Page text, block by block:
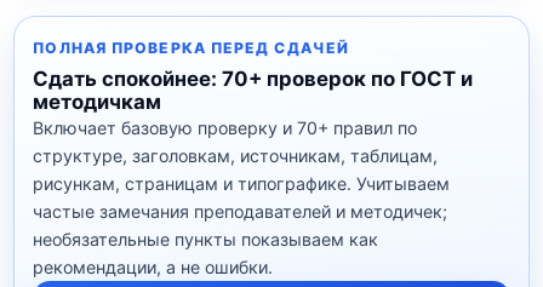
ПОЛНАЯ ПРОВЕРКА ПЕРЕД СДАЧЕЙ
Сдать спокойнее: 70+ проверок по ГОСТ и
методичкам
Включает базовую проверку и 70+ правил по
структуре, заголовкам, источникам, таблицам,
рисункам, страницам и типографике. Учитываем
частые замечания преподавателей и методичек;
необязательные пункты показываем как
рекомендации, а не ошибки.